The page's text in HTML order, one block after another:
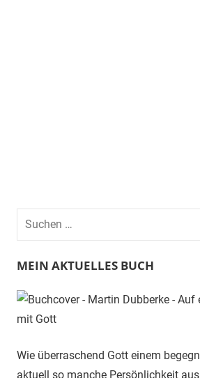
Suchen
nach:
MEIN AKTUELLES BUCH
Wie überraschend Gott einem
aktuell so manche Persönlichkeit